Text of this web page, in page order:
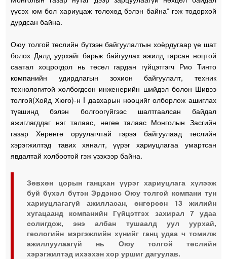
үүсэх юм бол хариуцаж төлөхөд бэлэн байна” гэж тодорхой
дурдсан байна.
Оюу толгой төслийн бүтээн байгуулалтын хоёрдугаар үе шат
болох Далд уурхайг барьж байгуулах ажилд гарсан ноцтой
саатал хоцрогдол нь төсөл гардан гүйцэтгэгч Рио Тинто
компанийн удирдлагын зохион байгуулалт, техник
технологитой холбогдсон инженерийн шийдэл болон Шивээ
толгой(Хойд Хюго)-н I давхарын нөөцийг олборлож ашиглах
түвшинд бэлэн болгоогүйгээс шалтгаалсан байдал
ажиглагддаг нэг талаас, нөгөө талаас Монголын Засгийн
газар Хөрөнгө оруулагчтай гэрээ байгуулаад төслийн
хэрэгжилтэд тавих хяналт, үүрэг хариуцлагаа умартсан
явдалтай холбоотой гэж үзэхээр байна.
Зөвхөн цорын ганцхан үүрэг хариуцлага хүлээж
буй бүхэл бүтэн Эрдэнэс Оюу толгой компани тун
хариуцлагагүй ажилласан, өнгөрсөн 13 жилийн
хугацаанд компанийн Гүйцэтгэх захирал 7 удаа
солигдож, энэ албан тушаалд уул уурхай,
геологийн мэргэжлийн хүнийг ганц удаа ч томилж
ажиллуулаагүй нь Оюу толгой төслийн
хэрэгжилтэд ихээхэн хор уршиг дагуулав.